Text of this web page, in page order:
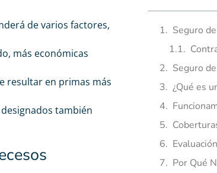
de varios factores,
más económicas
resultar en primas más
también
Seguro
Seguro
¿Qué es
Por Qué